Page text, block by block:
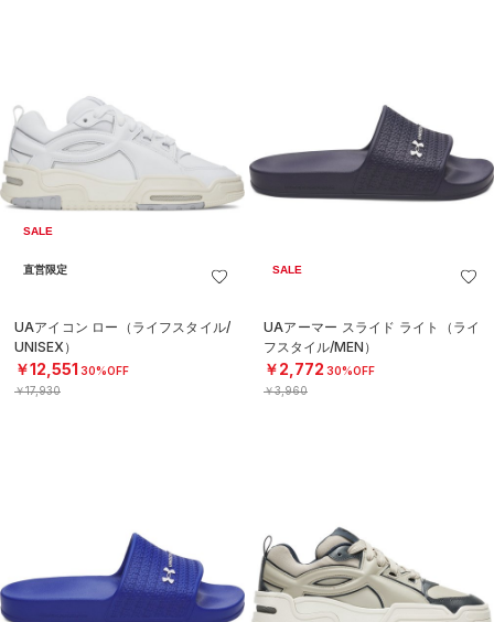
SALE
直営限定
UAアイコン ロー（ライフスタイル/
UNISEX）
￥12,551 30%OFF
￥17,930
SALE
UAアーマー スライド ライト（ライ
フスタイル/MEN）
￥2,772 30%OFF
￥3,960